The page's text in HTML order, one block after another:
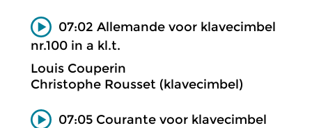
07:02 Allemande voor klavecimbel
nr.100 in a kl.t.
Louis Couperin
Christophe Rousset (klavecimbel)
07:05 Courante voor klavecimbel